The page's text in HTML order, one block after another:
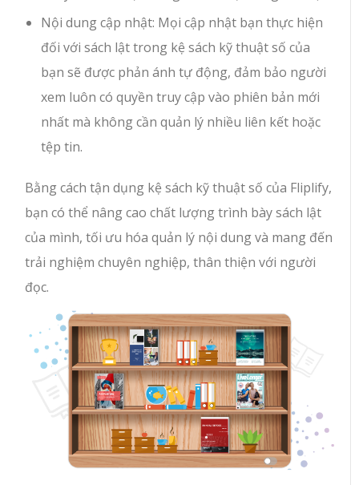
Nội dung cập nhật: Mọi cập nhật bạn thực hiện
đối với sách lật trong kệ sách kỹ thuật số của
bạn sẽ được phản ánh tự động, đảm bảo người
xem luôn có quyền truy cập vào phiên bản mới
nhất mà không cần quản lý nhiều liên kết hoặc
tệp tin.
Bằng cách tận dụng kệ sách kỹ thuật số của Fliplify,
bạn có thể nâng cao chất lượng trình bày sách lật
của mình, tối ưu hóa quản lý nội dung và mang đến
trải nghiệm chuyên nghiệp, thân thiện với người
đọc.